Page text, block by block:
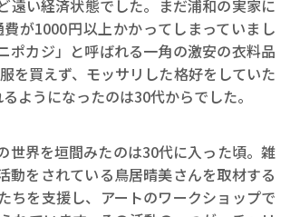
遠い経済状態でした。まだ浦和の実家に
が1000円以上かかってしまっていまし
ポカジ」と呼ばれる一角の激安の衣料品
を買えず、モッサリした格好をしていた
ようになったのは30代からでした。
界を垣間みたのは30代に入った頃。雑
動をされている鳥居晴美さんを取材する
ちを支援し、アートのワークショップで